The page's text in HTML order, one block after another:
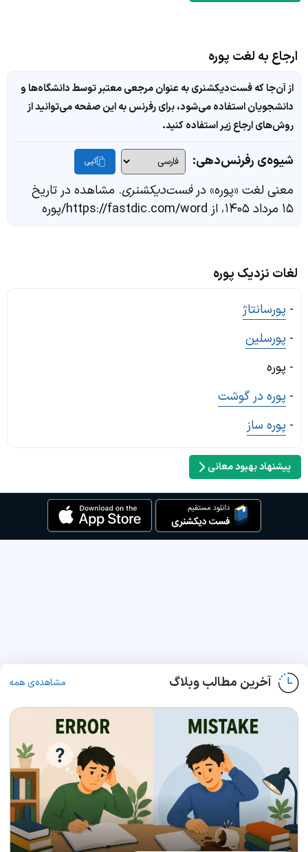
ارجاع به لغت پوره
از آن‌جا که فست‌دیکشنری به عنوان مرجعی معتبر توسط دانشگاه‌ها و
دانشجویان استفاده می‌شود، برای رفرنس به این صفحه می‌توانید از
روش‌های ارجاع زیر استفاده کنید.
شیوه‌ی رفرنس‌دهی: کپی
معنی لغت «پوره» درفست‌دیکشنری. مشاهده در تاریخ
۱۵ مرداد ۱۴۰۵، از https://fastdic.com/word/پوره
لغات نزدیک پوره
- پورسانتاژ
- پورسلین
- پوره
- پوره در گوشت
- پوره ساز
پیشنهاد بهبود معانی
آخرین مطالب وبلاگ مشاهده‌ی همه